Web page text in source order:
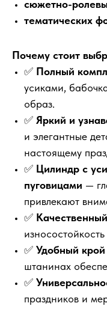
сюжетно-
тематических
Почему стоит
✅ Полный
усиками,
образ.
✅ Яркий и
и элегантные
настоящему
✅ Цилиндр с
пуговицами —
привлекают
✅
✅ Удобный крой
штанинах
✅
праздников и